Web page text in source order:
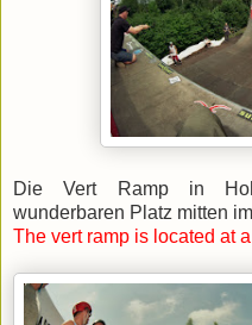
Die Vert Ramp in
wunderbaren Platz mitten
The vert ramp is located at